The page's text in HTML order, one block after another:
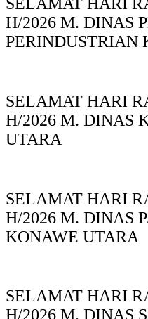
H/2026 M. DINAS
PERINDUSTRIAN
SELAMAT HARI
H/2026 M. DINAS
UTARA
SELAMAT HARI
H/2026 M. DINAS
KONAWE UTARA
SELAMAT HARI
H/2026 M. DINAS